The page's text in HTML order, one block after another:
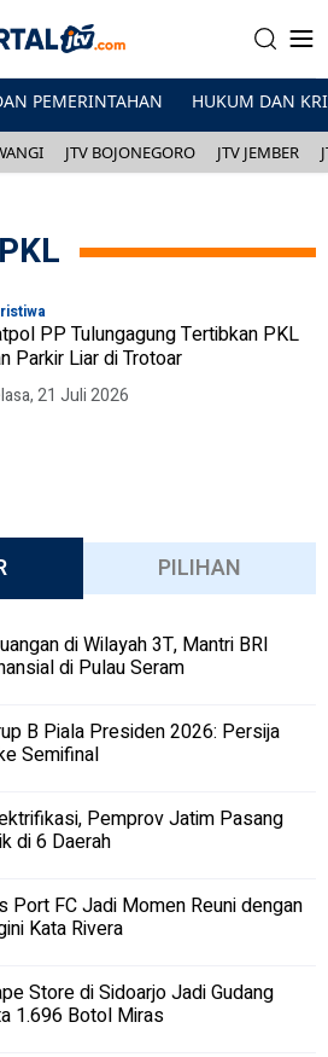
PEMERINTAHAN HUKUM DAN
JTV BOJONEGORO JTV JEMBER
PP Tulungagung Tertibkan PKL
Parkir Liar di Trotoar
21 Juli 2026
PILIHAN
di Wilayah 3T, Mantri BRI
di Pulau Seram
B Piala Presiden 2026: Persija
Semifinal
Pemprov Jatim Pasang
di 6 Daerah
Port FC Jadi Momen Reuni dengan
Kata Rivera
Store di Sidoarjo Jadi Gudang
1.696 Botol Miras